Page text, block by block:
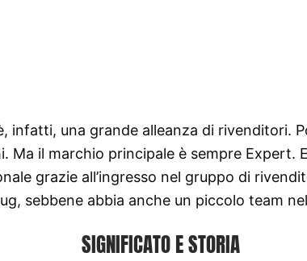
infatti, una grande alleanza di rivenditori.
Ma il marchio principale è sempre Expert.
grazie all’ingresso nel gruppo di
sebbene abbia anche un piccolo team
SIGNIFICATO E STORIA